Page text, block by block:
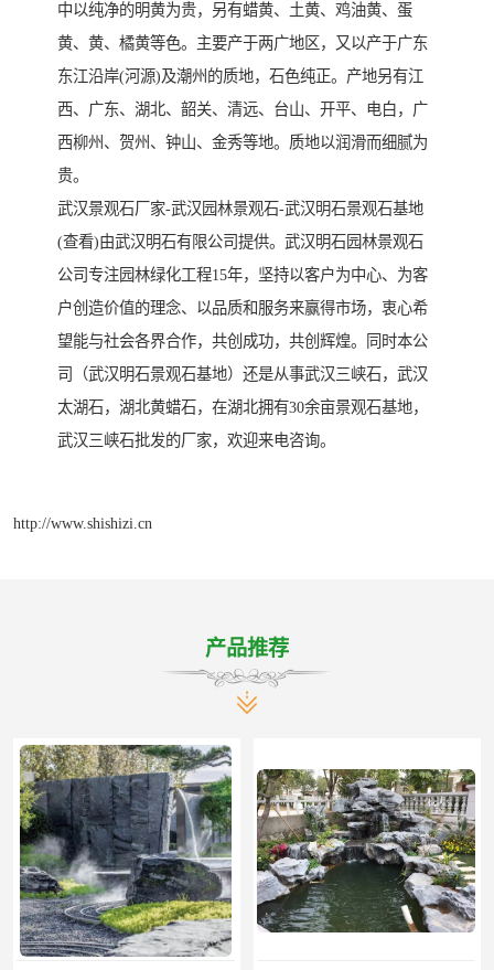
中以纯净的明黄为贵，另有蜡黄、土黄、鸡油黄、蛋
黄、黄、橘黄等色。主要产于两广地区，又以产于广东
东江沿岸(河源)及潮州的质地，石色纯正。产地另有江
西、广东、湖北、韶关、清远、台山、开平、电白，广
西柳州、贺州、钟山、金秀等地。质地以润滑而细腻为
贵。
武汉景观石厂家-武汉园林景观石-武汉明石景观石基地
(查看)由武汉明石有限公司提供。武汉明石园林景观石
公司专注园林绿化工程15年，坚持以客户为中心、为客
户创造价值的理念、以品质和服务来赢得市场，衷心希
望能与社会各界合作，共创成功，共创辉煌。同时本公
司（武汉明石景观石基地）还是从事武汉三峡石，武汉
太湖石，湖北黄蜡石，在湖北拥有30余亩景观石基地，
武汉三峡石批发的厂家，欢迎来电咨询。
http://www.shishizi.cn
产品推荐